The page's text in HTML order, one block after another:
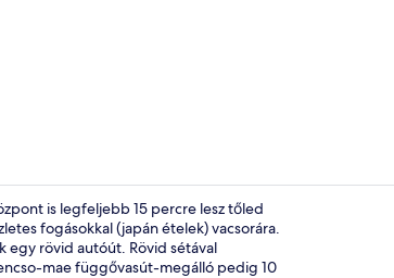
A szálláshely homlokzata
is legfeljebb 15 percre lesz tőled
fogásokkal (japán ételek) vacsorára.
egy rövid autóút. Rövid sétával
mae függővasút-megálló pedig 10